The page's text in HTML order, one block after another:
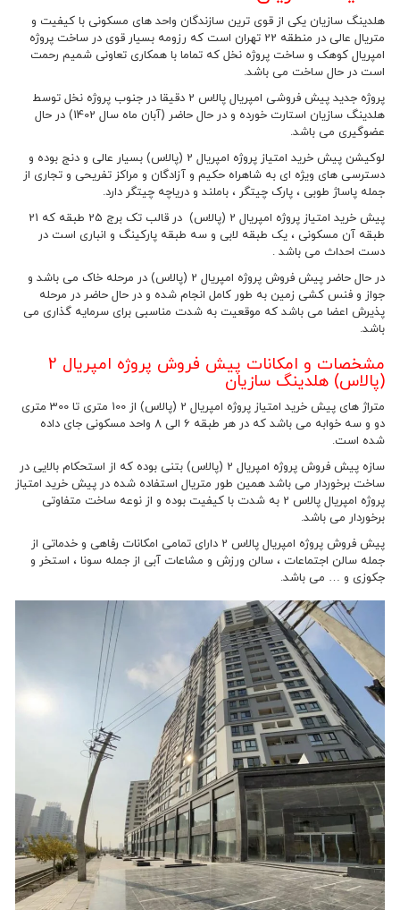
هلدینگ سازیان یکی از قوی ترین سازندگان واحد های مسکونی با کیفیت و
متریال عالی در منطقه 22 تهران است که رزومه بسیار قوی در ساخت پروژه
امپریال کوهک و ساخت پروژه نخل که تماما با همکاری تعاونی شمیم رحمت
است در حال ساخت می باشد.
پروژه جدید پیش فروشی امپریال پالاس 2 دقیقا در جنوب پروژه نخل توسط
هلدینگ سازیان استارت خورده و در حال حاضر (آبان ماه سال 1402) در حال
عضوگیری می باشد.
لوکیشن پیش خرید امتیاز پروژه امپریال 2 (پالاس) بسیار عالی و دنج بوده و
دسترسی های ویژه ای به شاهراه حکیم و آزادگان و مراکز تفریحی و تجاری از
جمله پاساژ طوبی ، پارک چیتگر ، باملند و دریاچه چیتگر دارد.
پیش خرید امتیاز پروژه امپریال 2 (پالاس) در قالب تک برج 25 طبقه که 21
طبقه آن مسکونی ، یک طبقه لابی و سه طبقه پارکینگ و انباری است در
دست احداث می باشد .
در حال حاضر پیش فروش پروژه امپریال 2 (پالاس) در مرحله خاک می باشد و
جواز و فنس کشی زمین به طور کامل انجام شده و در حال حاضر در مرحله
پذیرش اعضا می باشد که موقعیت به شدت مناسبی برای سرمایه گذاری می
باشد.
مشخصات و امکانات پیش فروش پروژه امپریال 2
(پالاس) هلدینگ سازیان
متراژ های پیش خرید امتیاز پروژه امپریال 2 (پالاس) از 100 متری تا 300 متری
دو و سه خوابه می باشد که در هر طبقه 6 الی 8 واحد مسکونی جای داده
شده است.
سازه پیش فروش پروژه امپریال 2 (پالاس) بتنی بوده که از استحکام بالایی در
ساخت برخوردار می باشد همین طور متریال استفاده شده در پیش خرید امتیاز
پروژه امپریال پالاس 2 به شدت با کیفیت بوده و از نوعه ساخت متفاوتی
برخوردار می باشد.
پیش فروش پروژه امپریال پالاس 2 دارای تمامی امکانات رفاهی و خدماتی از
جمله سالن اجتماعات ، سالن ورزش و مشاعات آبی از جمله سونا ، استخر و
جکوزی و … می باشد.